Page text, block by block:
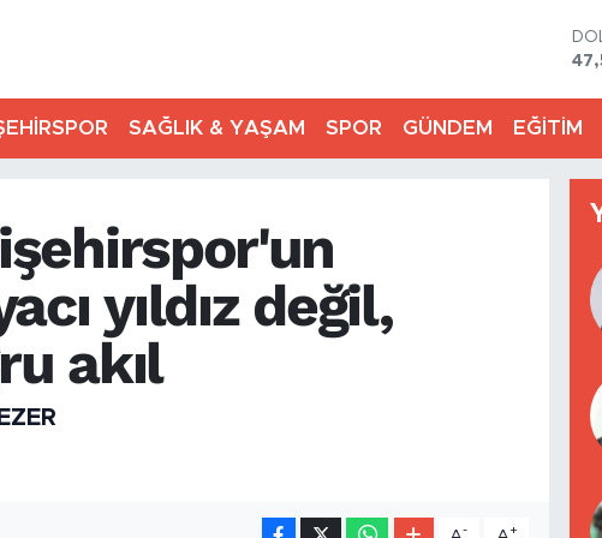
SAĞLIK & YAŞAM SPOR GÜNDEM EĞİTİM
yıldız değil,
akıl
- +